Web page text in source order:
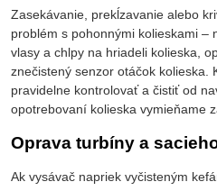
Zasekávanie, prekĺzavanie alebo
problém s pohonnými kolieskami –
vlasy a chlpy na hriadeli kolieska,
znečistený senzor otáčok kolieska.
pravidelne kontrolovať a čistiť od
opotrebovaní kolieska vymieňame
Oprava turbíny a
Ak vysávač napriek vyčisteným